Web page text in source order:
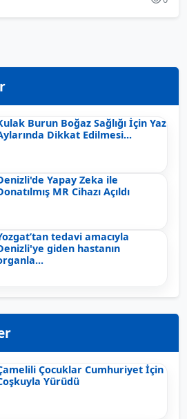
Burun Boğaz Sağlığı İçin Yaz
Dikkat Edilmesi...
Yapay Zeka ile
MR Cihazı Açıldı
tedavi amacıyla
giden hastanın
Çocuklar Cumhuriyet İçin
Yürüdü